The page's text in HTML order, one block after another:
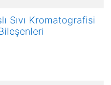
Sıvı Kromatografisi